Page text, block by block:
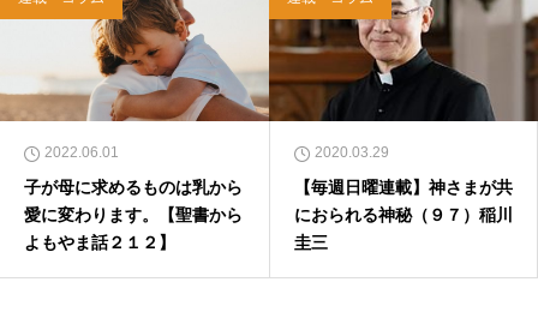
2022.06.01
子が母に求めるものは乳から
愛に変わります。【聖書から
よもやま話２１２】
2020.03.29
【毎週日曜連載】神さまが共
におられる神秘（９７）稲川
圭三